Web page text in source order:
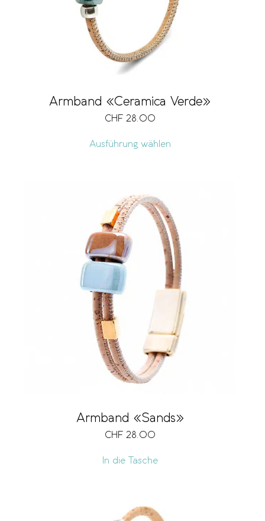
Armband «Ceramica Verde»
CHF 28.00
Ausführung wählen
Armband «Sands»
CHF 28.00
In die Tasche